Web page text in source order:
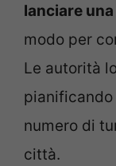
lanciare
modo per
Le autorità
numero di
città.